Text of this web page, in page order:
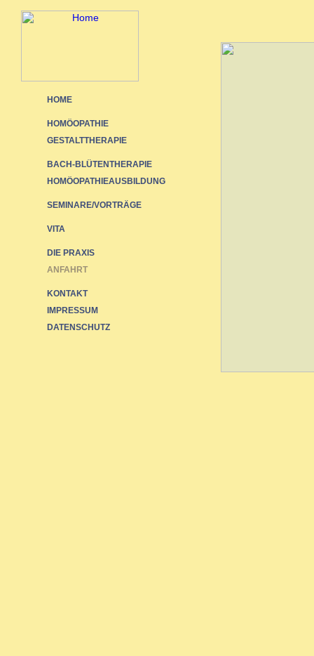
HOME
HOMÖOPATHIE
GESTALTTHERAPIE
BACH-BLÜTENTHERAPIE
HOMÖOPATHIEAUSBILDUNG
SEMINARE/VORTRÄGE
VITA
DIE PRAXIS
ANFAHRT
KONTAKT
IMPRESSUM
DATENSCHUTZ